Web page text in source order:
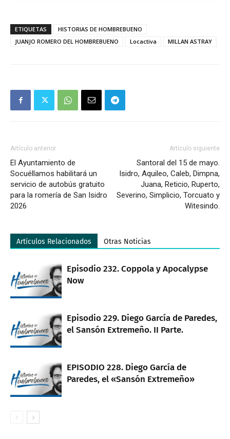
ETIQUETAS
HISTORIAS DE HOMBREBUENO
JUANJO ROMERO DEL HOMBREBUENO
Locactiva MILLAN ASTRAY
Artículo anterior
El Ayuntamiento de
Socuéllamos habilitará un
servicio de autobús gratuito
para la romería de San Isidro
2026
Artículo siguiente
Santoral del 15 de mayo.
Isidro, Aquileo, Caleb, Dimpna,
Juana, Reticio, Ruperto,
Severino, Simplicio, Torcuato y
Witesindo.
Artículos Relacionados Otras Noticias
Episodio 232. Coppola y Apocalypse
Now
Episodio 229. Diego García de Paredes,
el Sansón Extremeño. II Parte.
EPISODIO 228. Diego García de
Paredes, el «Sansón Extremeño»